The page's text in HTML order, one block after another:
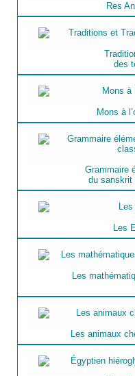
Res
des
Mons à
Grammaire
du sanskrit
Les
Les
Les animaux